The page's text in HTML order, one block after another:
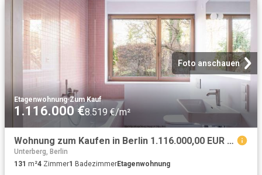
Foto anschauen
Etagenwohnung·Zum Kauf
1.116.000 €8.519 €/m²
Wohnung zum Kaufen in Berlin 1.116.000,00 EUR 131.2 m²
Unterberg, Berlin
131 m²4 Zimmer1 BadezimmerEtagenwohnung